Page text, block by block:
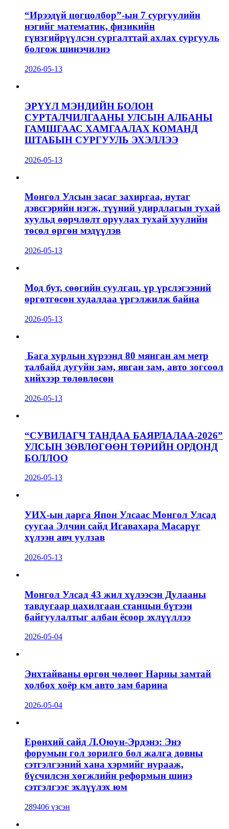
“Ирээдүй цогцолбор”-ын 7 сургуулийн
нэгийг математик, физикийн
гүнзгийрүүлсэн сургалттай ахлах сургууль
болгож шинэчилнэ
2026-05-13
ЭРҮҮЛ МЭНДИЙН БОЛОН
СУРТАЛЧИЛГААНЫ УЛСЫН АЛБАНЫ
ГАМШГААС ХАМГААЛАХ КОМАНД
ШТАБЫН СУРГУУЛЬ ЭХЭЛЛЭЭ
2026-05-13
Монгол Улсын засаг захиргаа, нутаг
дэвсгэрийн нэгж, түүний удирдлагын тухай
хуульд өөрчлөлт оруулах тухай хуулийн
төсөл өргөн мэдүүлэв
2026-05-13
Мод бут, сөөгийн суулгац, үр үрслэгээний
өргөтгөсөн худалдаа үргэлжилж байна
2026-05-13
Бага хурлын хүрээнд 80 мянган ам метр
талбайд дугуйн зам, явган зам, авто зогсоол
хийхээр төлөвлөсөн
2026-05-13
“СУВИЛАГЧ ТАНДАА БАЯРЛАЛАА-2026”
УЛСЫН ЗӨВЛӨГӨӨН ТӨРИЙН ОРДОНД
БОЛЛОО
2026-05-13
УИХ-ын дарга Япон Улсаас Монгол Улсад
суугаа Элчин сайд Игавахара Масарүг
хүлээн авч уулзав
2026-05-13
Монгол Улсад 43 жил хүлээсэн Дулааны
тавдугаар цахилгаан станцын бүтээн
байгуулалтыг албан ёсоор эхлүүллээ
2026-05-04
Энхтайваны өргөн чөлөөг Нарны замтай
холбох хоёр км авто зам барина
2026-05-04
Ерөнхий сайд Л.Оюун-Эрдэнэ: Энэ
форумын гол зорилго бол жалга довны
сэтгэлгээний хана хэрмийг нурааж,
бүсчилсэн хөгжлийн реформын шинэ
сэтгэлгээг эхлүүлэх юм
289406 үзсэн